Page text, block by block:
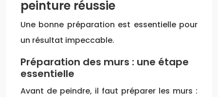
peinture réussie
Une bonne préparation est essentielle pour
un résultat impeccable.
Préparation des murs : une étape
essentielle
Avant de peindre, il faut préparer les murs :